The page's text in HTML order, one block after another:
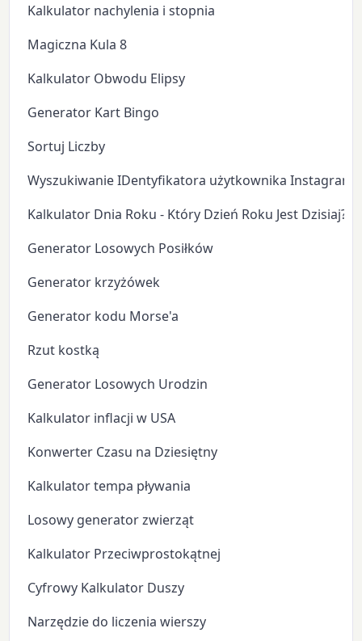
Kalkulator nachylenia i stopnia
Magiczna Kula 8
Kalkulator Obwodu Elipsy
Generator Kart Bingo
Sortuj Liczby
Wyszukiwanie IDentyfikatora użytkownika Instagram
Kalkulator Dnia Roku - Który Dzień Roku Jest Dzisiaj?
Generator Losowych Posiłków
Generator krzyżówek
Generator kodu Morse'a
Rzut kostką
Generator Losowych Urodzin
Kalkulator inflacji w USA
Konwerter Czasu na Dziesiętny
Kalkulator tempa pływania
Losowy generator zwierząt
Kalkulator Przeciwprostokątnej
Cyfrowy Kalkulator Duszy
Narzędzie do liczenia wierszy